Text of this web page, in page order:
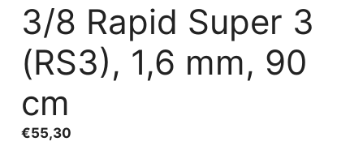
3/8 Rapid Super 3
(RS3), 1,6 mm, 90
cm
€55,30